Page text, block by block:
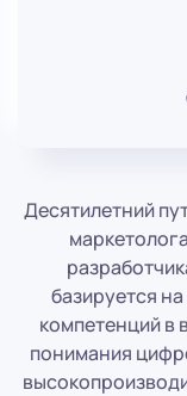
Десятилетний
базируется
компетенций в
понимания